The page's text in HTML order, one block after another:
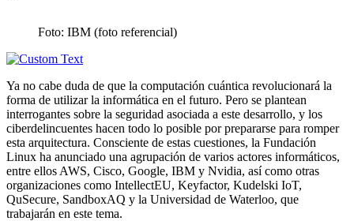
Foto: IBM (foto referencial)
Ya no cabe duda de que la computación cuántica revolucionará la
forma de utilizar la informática en el futuro. Pero se plantean
interrogantes sobre la seguridad asociada a este desarrollo, y los
ciberdelincuentes hacen todo lo posible por prepararse para romper
esta arquitectura. Consciente de estas cuestiones, la Fundación
Linux ha anunciado una agrupación de varios actores informáticos,
entre ellos AWS, Cisco, Google, IBM y Nvidia, así como otras
organizaciones como IntellectEU, Keyfactor, Kudelski IoT,
QuSecure, SandboxAQ y la Universidad de Waterloo, que
trabajarán en este tema.